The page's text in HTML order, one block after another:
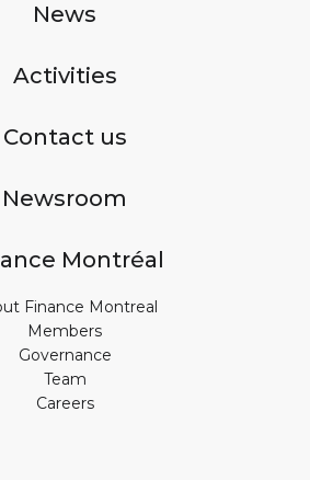
News
Activities
Contact us
Newsroom
Montréal
Finance Montreal
Members
Governance
Team
Careers